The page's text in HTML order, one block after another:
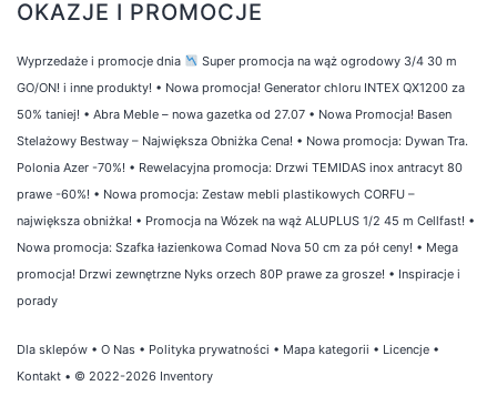
OKAZJE I PROMOCJE
Wyprzedaże i promocje dnia
Super promocja na wąż ogrodowy 3/4 30 m
GO/ON! i inne produkty! • Nowa promocja! Generator chloru INTEX QX1200 za
50% taniej! • Abra Meble – nowa gazetka od 27.07 • Nowa Promocja! Basen
Stelażowy Bestway – Największa Obniżka Cena! • Nowa promocja: Dywan Tra.
Polonia Azer -70%! • Rewelacyjna promocja: Drzwi TEMIDAS inox antracyt 80
prawe -60%! • Nowa promocja: Zestaw mebli plastikowych CORFU –
największa obniżka! • Promocja na Wózek na wąż ALUPLUS 1/2 45 m Cellfast! •
Nowa promocja: Szafka łazienkowa Comad Nova 50 cm za pół ceny! • Mega
promocja! Drzwi zewnętrzne Nyks orzech 80P prawe za grosze! • Inspiracje i
porady
Dla sklepów • O Nas • Polityka prywatności • Mapa kategorii • Licencje •
Kontakt • © 2022-2026 Inventory